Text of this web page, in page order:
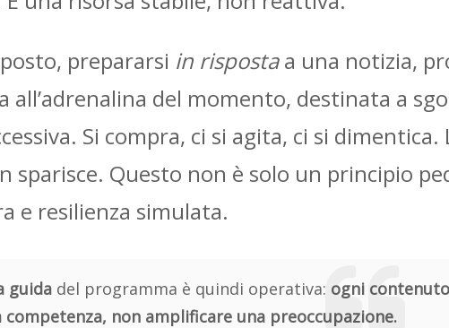
prepararsi in rispostaa una notizia,
all’adrenalina del momento, destinata a
Si compra, ci si agita, ci si
sparisce. Questo non è solo un principio
e resilienza simulata.
guida del programma è quindi operativa: ogni
non amplificare una preoccupazione.